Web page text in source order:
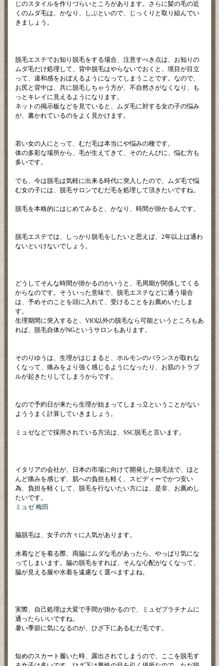
じのスタイルを作りづらいところがあります。さらに髪の毛の近
くのムダ毛は、かなり、しぶといので、じっくりと取り組んでい
きましょう。
脱毛エステでお知り脱毛をする場合、注意すべき点は、お知りの
ムダ毛だけ処理して、背中脱毛はやらないでおくと、境目が目立
って、違和感をおぼえるようになってしまうことです。なので、
お尻と背中は、共に脱毛しちゃう方が、不自然さがなくなり、も
っとキレイに見えるようになります。
ネットの掲示板などを見ていると、ムダ毛に対する女の子の悩み
が、書かれているのをよく見かけます。
若い女の人にとって、むだ毛は本当にや悩みの種です。
体の多彩な場所から、毛が生えてきて、そのたんびに、悩む方も
多いです。
でも、今は脱毛は気軽に出来る時代に突入したので、ムダ毛で悩
む女の子には、脱毛サロンでむだ毛を処理して頂きたいですね。
脱毛を本格的にはじめてみると、かなり、時間が掛かるんです。
脱毛エステでは、しっかり脱毛をしたいと思えば、2年以上は通わ
ないといけないでしょう。
どうしてそんな時間が掛かるのかいうと、毛周期が関係してくる
からなのです。そういった意味で、脱毛エステなどに通う場合
は、予めそのことを頭に入れて、受けることをお薦めいたしま
す。
生理期間に突入すると、VIO以外の脱毛なら可能というところもあ
れば、脱毛自体がNGというサロンもあります。
そのりゆうは、生理がはじまると、ホルモンのバランスが取れな
くなって、痛みをより強く感じるようになったり、お肌のトラブ
ルが起きたりしてしまうからです。
なので予約日が来たら生理が始まってしまっ立ということがない
よううまく計算していきましょう。
ミュゼなどで採用されている方法は、SSC脱毛と言います。
イタリアの会社が、日本の市場に向けて開発した脱毛法で、ほと
んど痛みを感じず、肌への負担も軽く、スピディーでかつ安い
為、負担を軽くして、脱毛を行ないたい方には、是非、お薦めし
たいです。
ミュゼ 梅田
脇脱毛は、女子の方々に人気があります。
水着などを着る際、両脇にムダな毛があったら、やっぱり気にな
ってしまいます。脇の脱毛をすれば、そんな心配がなくなって、
脇が見える服や水着を遠慮なく選べますよね。
実際、自己処理は大変で手間が掛かるので、ミュゼプラチナムに
通ったらいいですね。
暑い季節に気になるのが、ひざ下にあるむだ毛です。
短めのスカート履いた時、露出されてしまうので、ここを脱毛す